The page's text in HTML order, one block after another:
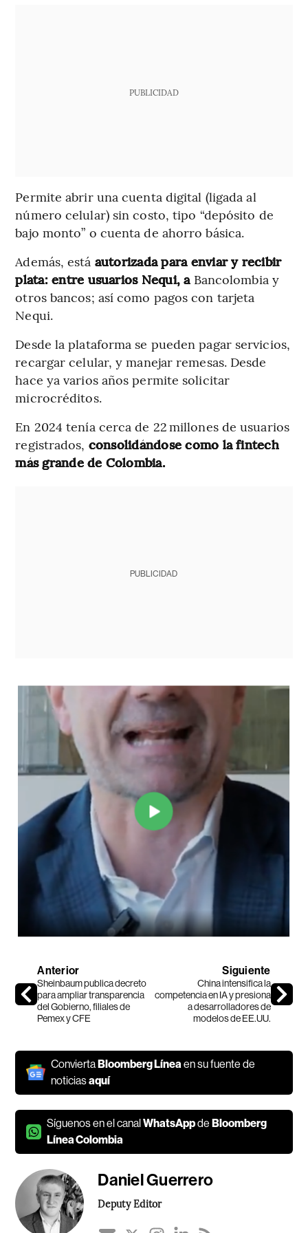
PUBLICIDAD
Permite abrir una cuenta digital (ligada al
número celular) sin costo, tipo “depósito de
bajo monto” o cuenta de ahorro básica.
Además, está autorizada para enviar y recibir
plata: entre usuarios Nequi, aBancolombia y
otros bancos; así como pagos con tarjeta
Nequi.
Desde la plataforma se pueden pagar servicios,
recargar celular, y manejar remesas. Desde
hace ya varios años permite solicitar
microcréditos.
En 2024 tenía cerca de 22 millones de usuarios
registrados, consolidándose como la fintech
más grande de Colombia.
PUBLICIDAD
Anterior
Sheinbaum publica decreto
para ampliar transparencia
del Gobierno, filiales de
Pemex y CFE
Siguiente
China intensifica la
competencia en IA y presiona
a desarrolladores de
modelos de EE.UU.
ConviertaBloomberg Línea en su fuente de
noticiasaquí
Síguenos en el canalWhatsAppdeBloomberg
Línea Colombia
Daniel Guerrero
Deputy Editor